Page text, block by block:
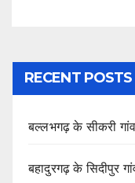
RECENT POSTS
बल्लभगढ़ के सीकरी
बहादुरगढ़ के सिदीपुर